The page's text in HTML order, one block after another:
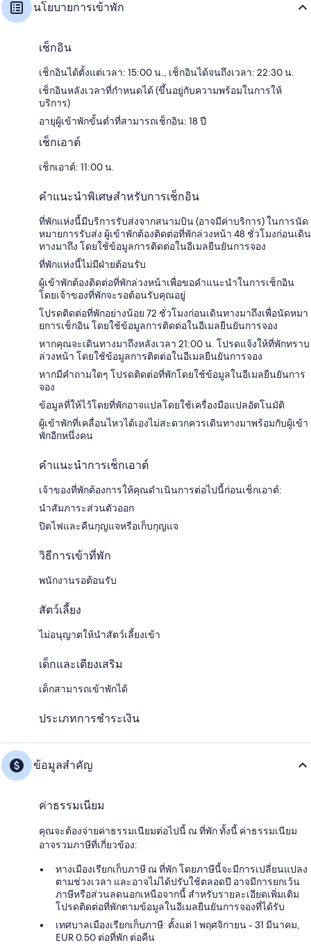
นโยบายการเข้าพัก
เช็กอิน
เช็กอินได้ตั้งแต่เวลา: 15:00 น., เช็กอินได้จนถึงเวลา: 22:30 น.
เช็กอินหลังเวลาที่กำหนดได้ (ขึ้นอยู่กับความพร้อมในการให้
บริการ)
อายุผู้เข้าพักขั้นต่ำที่สามารถเช็กอิน: 18 ปี
เช็กเอาต์
เช็กเอาต์: 11:00 น.
คำแนะนำพิเศษสำหรับการเช็กอิน
ที่พักแห่งนี้มีบริการรับส่งจากสนามบิน (อาจมีค่าบริการ) ในการนัด
หมายการรับส่ง ผู้เข้าพักต้องติดต่อที่พักล่วงหน้า 48 ชั่วโมงก่อนเดิน
ทางมาถึง โดยใช้ข้อมูลการติดต่อในอีเมลยืนยันการจอง
ที่พักแห่งนี้ไม่มีฝ่ายต้อนรับ
ผู้เข้าพักต้องติดต่อที่พักล่วงหน้าเพื่อขอคำแนะนำในการเช็กอิน
โดยเจ้าของที่พักจะรอต้อนรับคุณอยู่
โปรดติดต่อที่พักอย่างน้อย 72 ชั่วโมงก่อนเดินทางมาถึงเพื่อนัดหมา
ยการเช็กอิน โดยใช้ข้อมูลการติดต่อในอีเมลยืนยันการจอง
หากคุณจะเดินทางมาถึงหลังเวลา 21:00 น. โปรดแจ้งให้ที่พักทราบ
ล่วงหน้า โดยใช้ข้อมูลการติดต่อในอีเมลยืนยันการจอง
หากมีคำถามใดๆ โปรดติดต่อที่พักโดยใช้ข้อมูลในอีเมลยืนยันการ
จอง
ข้อมูลที่ให้ไว้โดยที่พักอาจแปลโดยใช้เครื่องมือแปลอัตโนมัติ
ผู้เข้าพักที่เคลื่อนไหวได้เองไม่สะดวกควรเดินทางมาพร้อมกับผู้เข้า
พักอีกหนึ่งคน
คำแนะนำการเช็กเอาต์
เจ้าของที่พักต้องการให้คุณดำเนินการต่อไปนี้ก่อนเช็กเอาต์:
นำสัมภาระส่วนตัวออก
ปิดไฟและคืนกุญแจหรือเก็บกุญแจ
วิธีการเข้าที่พัก
พนักงานรอต้อนรับ
สัตว์เลี้ยง
ไม่อนุญาตให้นำสัตว์เลี้ยงเข้า
เด็กและเตียงเสริม
เด็กสามารถเข้าพักได้
ประเภทการชำระเงิน
ข้อมูลสำคัญ
ค่าธรรมเนียม
คุณจะต้องจ่ายค่าธรรมเนียมต่อไปนี้ ณ ที่พัก ทั้งนี้ ค่าธรรมเนียม
อาจรวมภาษีที่เกี่ยวข้อง:
ทางเมืองเรียกเก็บภาษี ณ ที่พัก โดยภาษีนี้จะมีการเปลี่ยนแปลง
ตามช่วงเวลา และอาจไม่ได้ปรับใช้ตลอดปี อาจมีการยกเว้น
ภาษีหรือส่วนลดนอกเหนือจากนี้ สำหรับรายละเอียดเพิ่มเติม
โปรดติดต่อที่พักตามข้อมูลในอีเมลยืนยันการจองที่ได้รับ
เทศบาลเมืองเรียกเก็บภาษี: ตั้งแต่ 1 พฤศจิกายน - 31 มีนาคม,
EUR 0.50 ต่อที่พัก ต่อคืน